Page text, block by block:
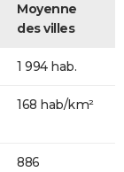
Moyenne
des villes
1 994 hab.
168 hab/km²
886